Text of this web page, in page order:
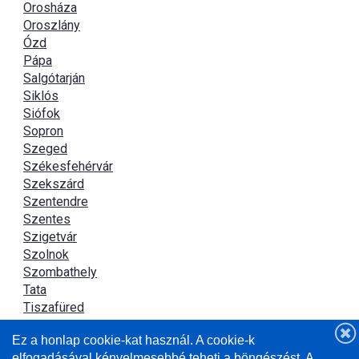
Orosháza
Oroszlány
Ózd
Pápa
Salgótarján
Siklós
Siófok
Sopron
Szeged
Székesfehérvár
Szekszárd
Szentendre
Szentes
Szigetvár
Szolnok
Szombathely
Tata
Tiszafüred
Újszász
Ez a honlap cookie-kat használ. A cookie-k